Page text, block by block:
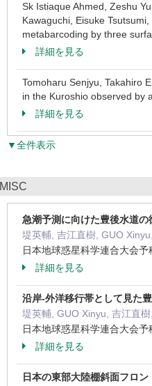
Sk Istiaque Ahmed, Zeshu
Kawaguchi, Eisuke
metabarcoding by three
詳細を見る
Tomoharu Senjyu, Takahiro
in the Kuroshio observed by
詳細を見る
▼全件表示
MISC
急潮予測に向けた豊後水道
堤英輔, 吉江直樹, GUO
日本地球惑星科学連合大会
詳細を見る
沿岸-外洋移行帯として見た
堤英輔, GUO Xinyu, 吉江直
日本地球惑星科学連合大会
詳細を見る
日本の東部大陸棚斜面フロ